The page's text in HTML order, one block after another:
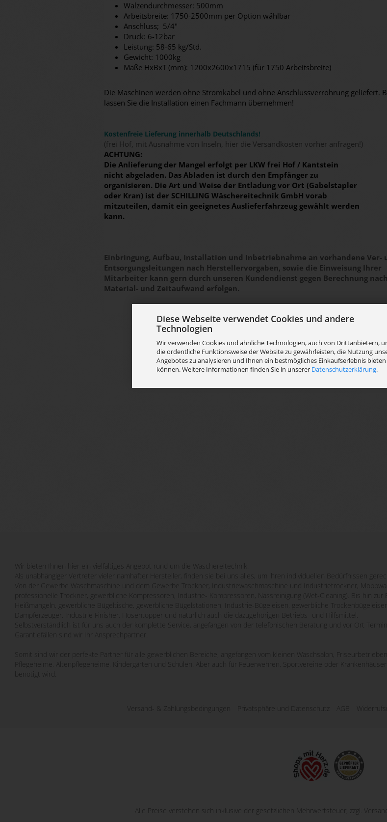
Diese Webseite verwendet Cookies und andere
Technologien
Wir verwenden Cookies und ähnliche Technologien, auch von Drittanbietern,
die ordentliche Funktionsweise der Website zu gewährleisten, die Nutzung
Angebotes zu analysieren und Ihnen ein bestmögliches Einkaufserlebnis bieten
können. Weitere Informationen finden Sie in unserer Datenschutzerklärung.
Walzendurchmesser: 500mm
Arbeitsbreite: 1750-2500mm per Option wählbar
Anschluss; 5/4"
Druck: 6-12bar
Leistung: 58-65 kg/Std.
Gewicht: 1000kg
Maße HxBxT (mm): 1200x2600x1715 (für 1750 Arbeitsbreite)
Die Maschinen werden ohne Stromkabel und ohne Anschlussverrohrung geliefert.
lassen Sie die Installation einen Fachmann übernehmen!
Kostenfreie Lieferung innerhalb Deutschlands!
(frei Hof, mit Ausnahme von Inseln, hier die Versandkosten vorher anfragen!)
ACHTUNG:
Die Anlieferung der Mangel erfolgt per LKW frei Hof / Kantstein
nicht abgeladen. Das Abladen ist durch den Empfänger zu
organisieren. Die Art und Weise der Entladung vor Ort (Gabelstapler
oder Kran) ist der SCHILLING Wäschereitechnik GmbH vorab
mitzuteilen, damit ein geeignetes Auslieferfahrzeug gewählt werden
kann.
Einbringung, Aufbau, Installation und Inbetriebnahme an vorhandene Ver-
Entsorgungsleitungen nach Herstellervorgaben, sowie die Einweisung Ihrer
Mitarbeiter kann gern durch unseren Kundendienst gegen Berechnung nach
Material- und Zeitaufwand erfolgen.
Wir bieten Ihnen hier ein vielfältiges Angebot rund um die Wäschereitechnik.
Als unabhängiger Vertreter vieler namhafter Hersteller, finden sie bei uns alles, um ihren individuellen Bedürfnissen
Von der Gewerbe Waschmaschine und dem Gewerbe Trockner, Industriewaschmaschine und Industrietrockner,
professionelle Trockner, gewerbliche Kompressoren, Industrie- Kompressoren, Nassreinigung (Wet-Cleaning). Bis hin
Heißmangeln, gewerbliche Bügeltische, gewerbliche Bügelstationen, Industrie-Bügeleisen, gewerbliche
Dampferzeuger, Industrie Finisher, Hosentopper und natürlich auch die dazugehörigen Betriebs- und Hilfsmittel.
Selbstverständlich ist für uns auch der komplette Service, angefangen von der telefonischen Beratung und vor Ort
Garantiefällen sind wir Ihr Ansprechpartner.
Somit sind wir der perfekte Partner für alle gewerblichen Bereiche, angefangen vom kleinen Waschsalon,
Pflegeheime, Altenpflegeheime, Kindergärten und Schulen. Aber auch für Feuerwehren, Sportvereine oder
benötigt wird.
Versand- & Zahlungsbedingungen Privatsphäre und Datenschutz AGB
Alle Preise verstehen sich inklusive der gesetzlichen Mehrwertsteuer, zzgl.